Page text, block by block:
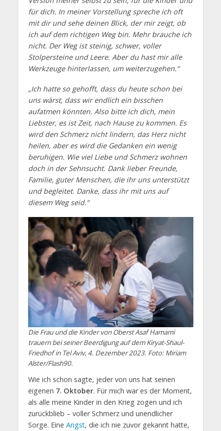
für dich. In meiner Vorstellung spreche ich oft
mit dir und sehe deinen Blick, der mir zeigt, ob
ich auf dem richtigen Weg bin. Mehr brauche ich
nicht. Der Weg ist steinig, schwer, voller
Stolpersteine und Leere. Aber du hast mir alle
Werkzeuge hinterlassen, um weiterzugehen.“
„Ich hatte so gehofft, dass du heute schon bei
uns wärst, dass wir endlich ein bisschen
aufatmen könnten. Also bitte ich dich, mein
Liebster, es ist Zeit, nach Hause zu kommen. Es
wird den Schmerz nicht lindern, das Herz nicht
heilen, aber es wird die Gedanken ein wenig
beruhigen. Wie viel Liebe und Schmerz wohnen
doch in der Sehnsucht. Dank lieber Freunde,
Familie, guter Menschen, die ihr uns unterstützt
und begleitet. Danke, dass ihr mit uns auf
diesem Weg seid.“
Die Frau und die Kinder von Oberst Asaf Hamami
trauern bei seiner Beerdigung auf dem Kiryat-Shaul-
Friedhof in Tel Aviv, 4. Dezember 2023. Foto: Miriam
Alster/Flash90.
Wie ich schon sagte, jeder von uns hat seinen
eigenen 7. Oktober. Für mich war es der Moment,
als alle meine Kinder in den Krieg zogen und ich
zurückblieb – voller Schmerz und unendlicher
Sorge. Eine Angst, die ich nie zuvor gekannt hatte,